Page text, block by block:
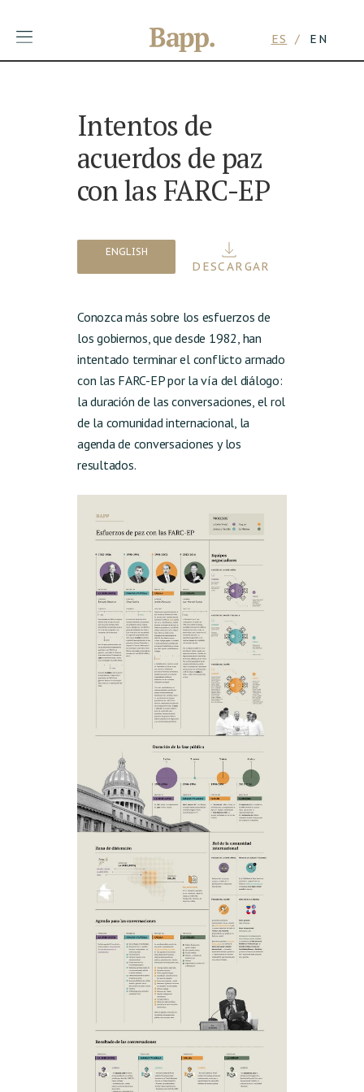
ES EN
Intentos de
acuerdos de paz
con las FARC-EP
ENGLISH
DESCARGAR
Conozca más sobre los esfuerzos de
los gobiernos, que desde 1982, han
intentado terminar el conflicto armado
con las FARC-EP por la vía del diálogo:
la duración de las conversaciones, el rol
de la comunidad internacional, la
agenda de conversaciones y los
resultados.